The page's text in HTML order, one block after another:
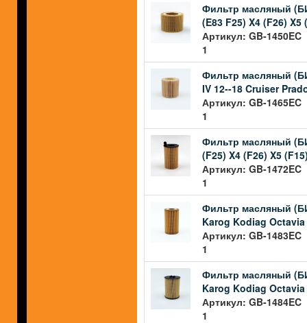
Фильтр масляный
(E83 F25) X4 (F26) X5
Артикул: GB-
1
Фильтр масляный
IV 12--18 Cruiser
Артикул: GB-
1
Фильтр масляный
(F25) X4 (F26) X5
Артикул: GB-
1
Фильтр масляный
Karog Kodiag Octavia
Артикул: GB-
1
Фильтр масляный
Karog Kodiag
Артикул: GB-
1